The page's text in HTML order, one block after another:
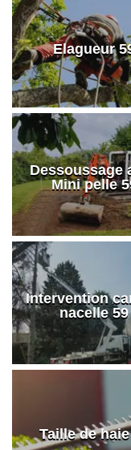
Elagueur
Dessoussage
Mini pelle
Intervention
nacelle 59
Taille de